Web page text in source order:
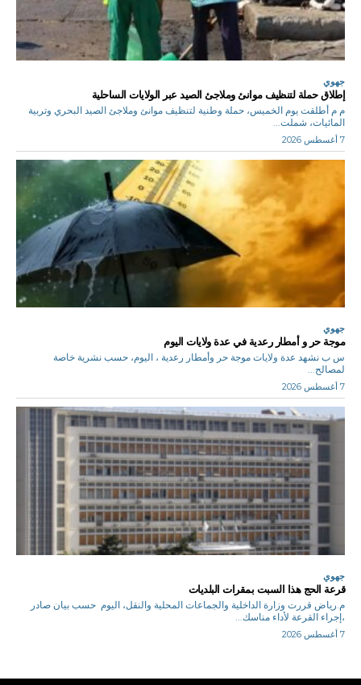
جهوي
إطلاق حملة لتنظيف موانئ وملاجئ الصيد عبر الولايات الساحلية
م م أطلقت يوم الخميس، حملة وطنية لتنظيف موانئ وملاجئ الصيد البحري وتربية
المائيات، شملت...
7 أغسطس 2026
جهوي
موجة حر و أمطار رعدية في عدة ولايات اليوم
س ب نشهد عدة ولايات موجة حر وأمطار رعدية ، اليوم، حسب نشرية خاصة
لمصالح...
7 أغسطس 2026
جهوي
قرعة الحج هذا السبت بمقرات البلديات
م.رياض قررت وزارة الداخلية والجماعات المحلية والنقل، اليوم حسب بيان صادر
،إجراء القرعة لأداء مناسك...
7 أغسطس 2026